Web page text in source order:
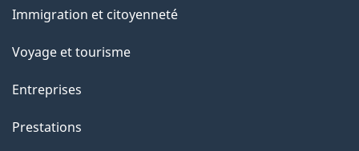
sujets
Immigration et citoyenneté
Voyage et tourisme
Entreprises
Prestations